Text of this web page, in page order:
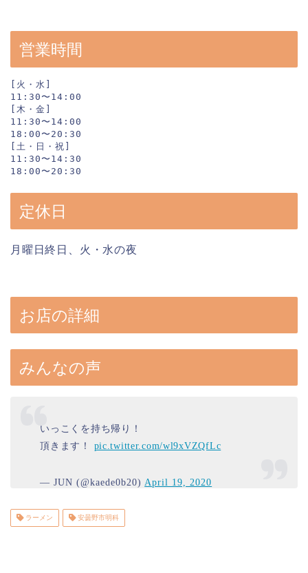
営業時間
[火・水]
11:30〜14:00
[木・金]
11:30〜14:00
18:00〜20:30
[土・日・祝]
11:30〜14:30
18:00〜20:30
定休日
月曜日終日、火・水の夜
お店の詳細
みんなの声
いっこくを持ち帰り！
頂きます！ pic.twitter.com/wl9xVZQfLc
— JUN (@kaede0b20)April 19, 2020
ラーメン 安曇野市明科